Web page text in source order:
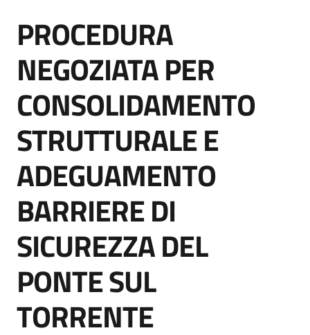
strumenti
di
Supporto
Piattaforme
telematiche
English
site
Salta al contenuto
PROCEDURA
NEGOZIATA PER
CONSOLIDAMENTO
STRUTTURALE E
ADEGUAMENTO
BARRIERE DI
SICUREZZA DEL
PONTE SUL
TORRENTE